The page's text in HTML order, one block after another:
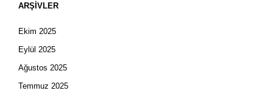
ARŞIVLER
Ekim 2025
Eylül 2025
Ağustos 2025
Temmuz 2025